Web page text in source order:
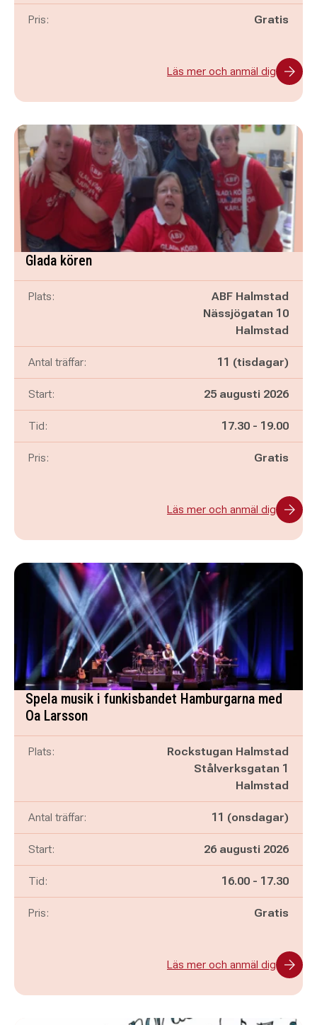
Pris: Gratis
Läs mer och anmäl dig
Glada kören
Plats:
ABF Halmstad
Nässjögatan 10
Halmstad
Antal träffar: 11 (tisdagar)
Start: 25 augusti 2026
Tid: Pågår mellan
17.30 - och
19.00
Pris: Gratis
Läs mer och anmäl dig
Spela musik i funkisbandet Hamburgarna med
Oa Larsson
Plats:
Rockstugan Halmstad
Stålverksgatan 1
Halmstad
Antal träffar: 11 (onsdagar)
Start: 26 augusti 2026
Tid: Pågår mellan
16.00 - och
17.30
Pris: Gratis
Läs mer och anmäl dig